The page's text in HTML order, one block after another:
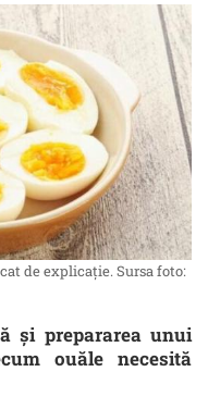
de explicație. Sursa foto:
și prepararea unui
ouăle necesită